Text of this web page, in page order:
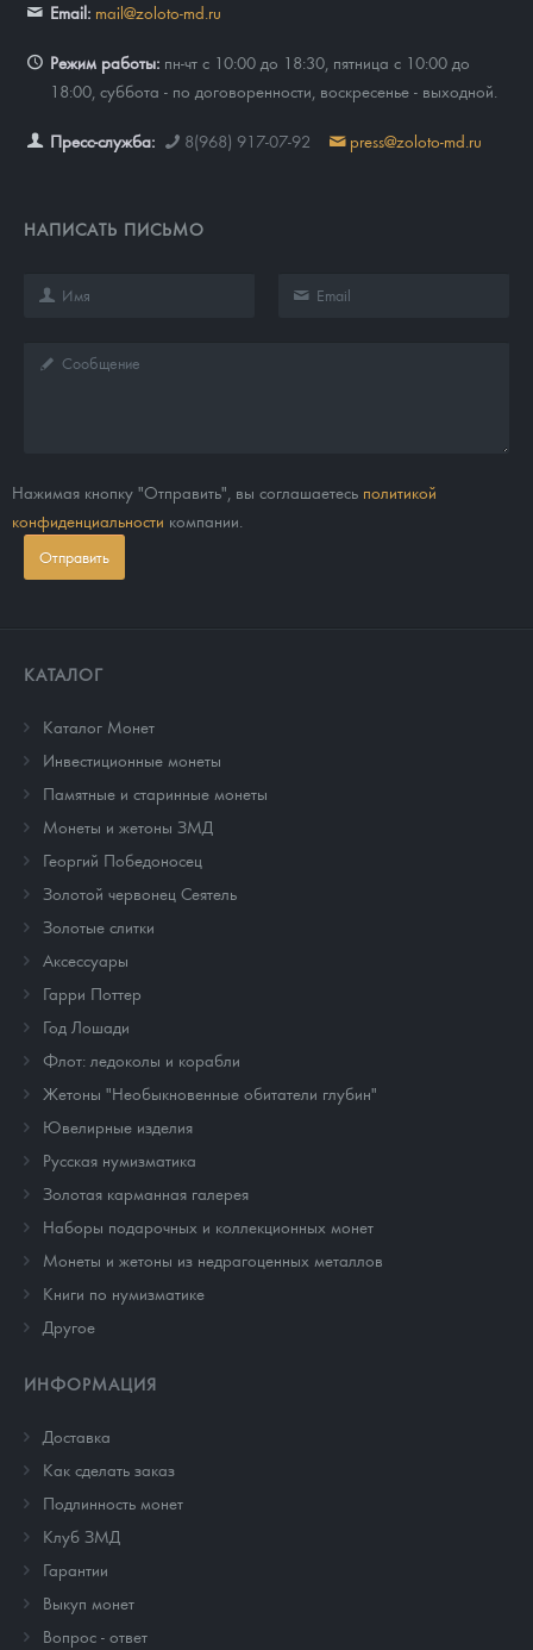
Email: mail@zoloto-md.ru
Режим работы: пн-чт с 10:00 до 18:30, пятница с 10:00 до
18:00, суббота - по договоренности, воскресенье - выходной.
Пресс-служба: 8(968) 917-07-92 press@zoloto-md.ru
НАПИСАТЬ ПИСЬМО
Нажимая кнопку "Отправить", вы соглашаетесь политикой
конфиденциальности компании.
Отправить
КАТАЛОГ
Каталог Монет
Инвестиционные монеты
Памятные и старинные монеты
Монеты и жетоны ЗМД
Георгий Победоносец
Золотой червонец Сеятель
Золотые слитки
Аксессуары
Гарри Поттер
Год Лошади
Флот: ледоколы и корабли
Жетоны "Необыкновенные обитатели глубин"
Ювелирные изделия
Русская нумизматика
Золотая карманная галерея
Наборы подарочных и коллекционных монет
Монеты и жетоны из недрагоценных металлов
Книги по нумизматике
Другое
ИНФОРМАЦИЯ
Доставка
Как сделать заказ
Подлинность монет
Клуб ЗМД
Гарантии
Выкуп монет
Вопрос - ответ